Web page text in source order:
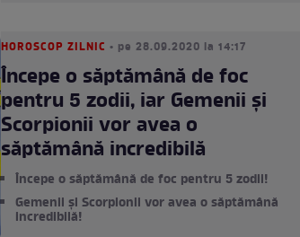
HOROSCOP ZILNIC • pe 28.09.2020 la 14:17
Începe o săptămână de foc
pentru 5 zodii, iar Gemenii și
Scorpionii vor avea o
săptămână incredibilă
Începe o săptămână de foc pentru 5 zodii!
Gemenii și Scorpionii vor avea o săptămână
incredibilă!